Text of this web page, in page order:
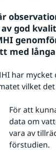
god
med
har
vilket
För att
data om
vara av
förstudien.